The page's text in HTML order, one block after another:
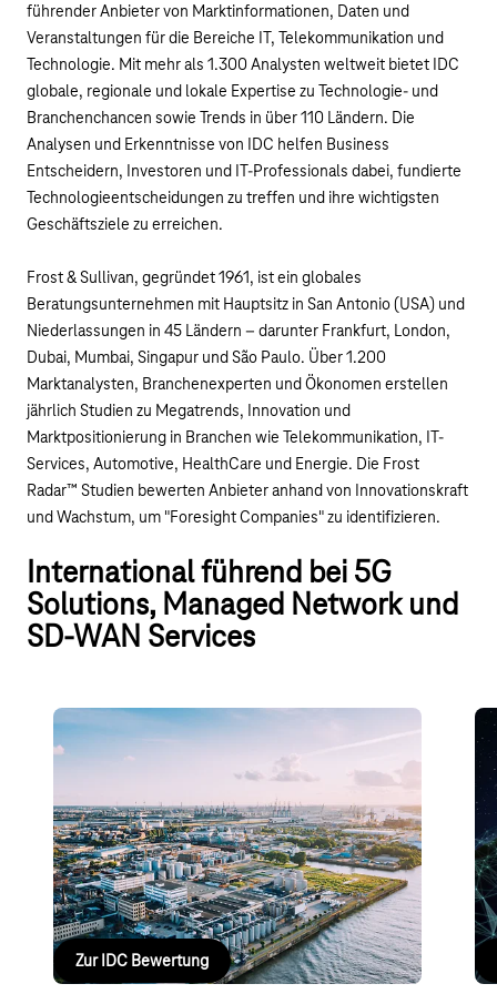
führender Anbieter von Marktinformationen, Daten und
Veranstaltungen für die Bereiche IT, Telekommunikation und
Technologie. Mit mehr als 1.300 Analysten weltweit bietet IDC
globale, regionale und lokale Expertise zu Technologie- und
Branchenchancen sowie Trends in über 110 Ländern. Die
Analysen und Erkenntnisse von IDC helfen Business
Entscheidern, Investoren und IT-Professionals dabei, fundierte
Technologieentscheidungen zu treffen und ihre wichtigsten
Geschäftsziele zu erreichen.
Frost & Sullivan, gegründet 1961, ist ein globales
Beratungsunternehmen mit Hauptsitz in San Antonio (USA) und
Niederlassungen in 45 Ländern – darunter Frankfurt, London,
Dubai, Mumbai, Singapur und São Paulo. Über 1.200
Marktanalysten, Branchenexperten und Ökonomen erstellen
jährlich Studien zu Megatrends, Innovation und
Marktpositionierung in Branchen wie Telekommunikation, IT-
Services, Automotive, HealthCare und Energie. Die Frost
Radar™ Studien bewerten Anbieter anhand von Innovationskraft
und Wachstum, um "Foresight Companies" zu identifizieren.
International führend bei 5G
Solutions, Managed Network und
SD-WAN Services
IDC MarketScape: European
Enterprise Private 5G Solutions
Deutsche Telekom im IDC MarketScape: European
Enterprise Private 5G Solutions 2025 als führend
ausgezeichnet.
Zur IDC Bewertung